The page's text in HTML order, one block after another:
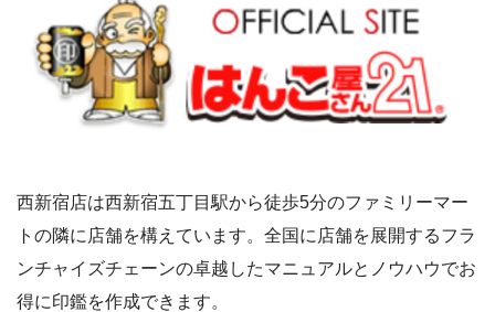
西新宿店は西新宿五丁目駅から徒歩5分のファミリーマー
トの隣に店舗を構えています。全国に店舗を展開するフラ
ンチャイズチェーンの卓越したマニュアルとノウハウでお
得に印鑑を作成できます。